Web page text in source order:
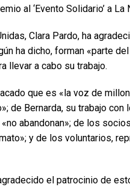
al ‘Evento Solidario’ a La
Clara Pardo, ha
ha dicho, forman «parte
llevar a cabo su trabajo.
que es «la voz de
de Bernarda, su trabajo
abandonan»; de los
y de los voluntarios,
el patrocinio de